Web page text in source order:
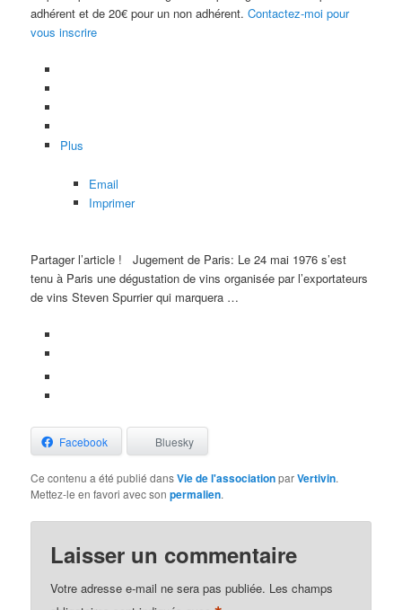
adhérent et de 20€ pour un non adhérent.Contactez-moi pour
vous inscrire
Plus
Email
Imprimer
Partager l’article !
Jugement de Paris: Le 24 mai 1976 s’est
tenu à Paris une dégustation de vins organisée par l’exportateurs
de vins Steven Spurrier qui marquera …
Facebook Bluesky
Ce contenu a été publié dansVie de l'associationparVertivin.
Mettez-le en favori avec sonpermalien.
Laisser un commentaire
Votre adresse e-mail ne sera pas publiée. Les champs